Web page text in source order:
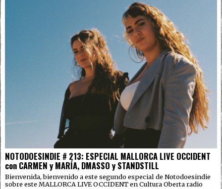
NOTODOESINDIE # 213: ESPECIAL MALLORCA LIVE OCCIDENT
con CARMEN y MARÍA, DMASSO y STANDSTILL
Bienvenida, bienvenido a este segundo especial de Notodoesindie
sobre este MALLORCA LIVE OCCIDENT en Cultura Oberta radio